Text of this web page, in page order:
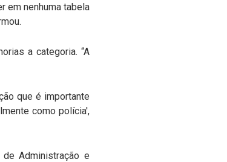
em nenhuma tabela
a categoria. “A
que é importante
como polícia',
Administração e